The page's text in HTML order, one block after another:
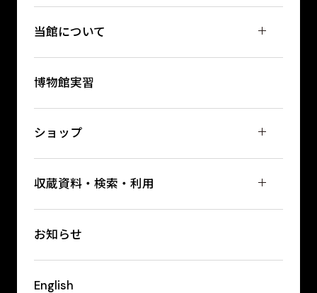
当館について
博物館実習
ショップ
収蔵資料・検索・利用
お知らせ
English